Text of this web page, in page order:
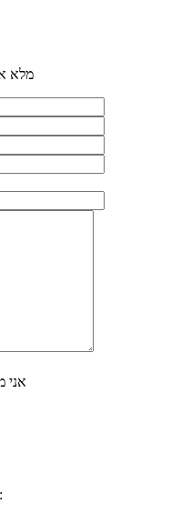
מלא
אני
מעונין לקבל הצעת מחיר או מידע עבור: